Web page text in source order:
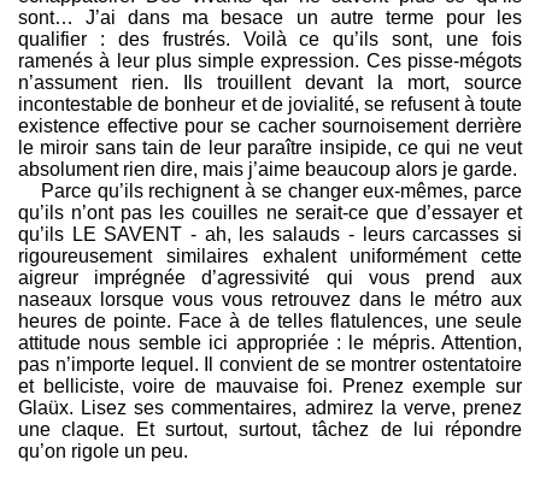
sont… J’ai dans ma besace un autre terme pour les
qualifier : des frustrés. Voilà ce qu’ils sont, une fois
ramenés à leur plus simple expression. Ces pisse-mégots
n’assument rien. Ils trouillent devant la mort, source
incontestable de bonheur et de jovialité, se refusent à toute
existence effective pour se cacher sournoisement derrière
le miroir sans tain de leur paraître insipide, ce qui ne veut
absolument rien dire, mais j’aime beaucoup alors je garde.
Parce qu’ils rechignent à se changer eux-mêmes, parce
qu’ils n’ont pas les couilles ne serait-ce que d’essayer et
qu’ils LE SAVENT - ah, les salauds - leurs carcasses si
rigoureusement similaires exhalent uniformément cette
aigreur imprégnée d’agressivité qui vous prend aux
naseaux lorsque vous vous retrouvez dans le métro aux
heures de pointe. Face à de telles flatulences, une seule
attitude nous semble ici appropriée : le mépris. Attention,
pas n’importe lequel. Il convient de se montrer ostentatoire
et belliciste, voire de mauvaise foi. Prenez exemple sur
Glaüx. Lisez ses commentaires, admirez la verve, prenez
une claque. Et surtout, surtout, tâchez de lui répondre
qu’on rigole un peu.